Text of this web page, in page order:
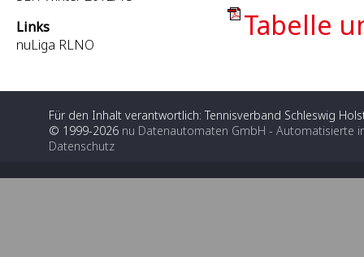
Links
nuLiga RLNO
Tabelle
Für den Inhalt verantwortlich: Tennisverband Schleswig
© 1999-2026 nu Datenautomaten GmbH - Automatisierte
Datenschutz